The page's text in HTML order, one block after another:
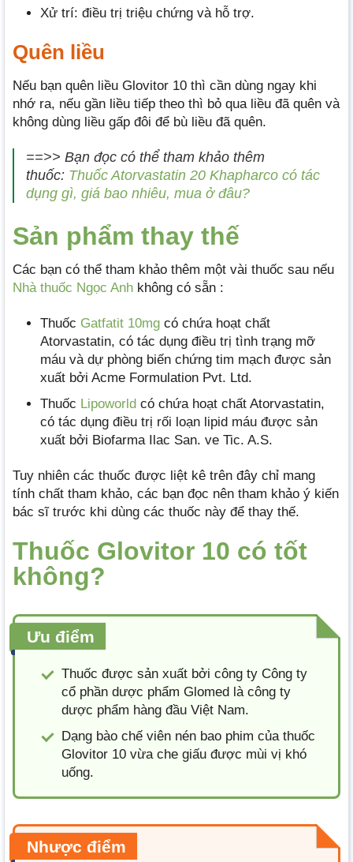
Xử trí: điều trị triệu chứng và hỗ trợ.
Quên liều
Nếu bạn quên liều Glovitor 10 thì cần dùng ngay khi
nhớ ra, nếu gần liều tiếp theo thì bỏ qua liều đã quên và
không dùng liều gấp đôi để bù liều đã quên.
==>> Bạn đọc có thể tham khảo thêm
thuốc: Thuốc Atorvastatin 20 Khapharco có tác
dụng gì, giá bao nhiêu, mua ở đâu?
Sản phẩm thay thế
Các bạn có thể tham khảo thêm một vài thuốc sau nếu
Nhà thuốc Ngọc Anh không có sẵn :
Thuốc Gatfatit 10mg có chứa hoạt chất
Atorvastatin, có tác dụng điều trị tình trạng mỡ
máu và dự phòng biến chứng tim mạch được sản
xuất bởi Acme Formulation Pvt. Ltd.
Thuốc Lipoworld có chứa hoạt chất Atorvastatin,
có tác dụng điều trị rối loạn lipid máu được sản
xuất bởi Biofarma Ilac San. ve Tic. A.S.
Tuy nhiên các thuốc được liệt kê trên đây chỉ mang
tính chất tham khảo, các bạn đọc nên tham khảo ý kiến
bác sĩ trước khi dùng các thuốc này để thay thế.
Thuốc Glovitor 10 có tốt
không?
Ưu điểm
Thuốc được sản xuất bởi công ty Công ty
cổ phần dược phẩm Glomed là công ty
dược phẩm hàng đầu Việt Nam.
Dạng bào chế viên nén bao phim của thuốc
Glovitor 10 vừa che giấu được mùi vị khó
uống.
Nhược điểm